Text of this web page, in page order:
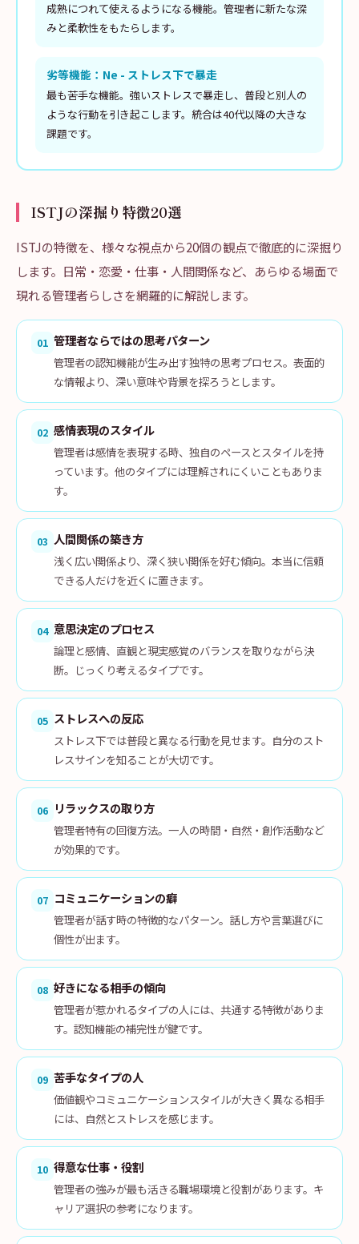
成熟につれて使えるようになる機能。管理者に新たな深
みと柔軟性をもたらします。
劣等機能：Ne - ストレス下で暴走
最も苦手な機能。強いストレスで暴走し、普段と別人の
ような行動を引き起こします。統合は40代以降の大きな
課題です。
ISTJの深掘り特徴20選
ISTJの特徴を、様々な視点から20個の観点で徹底的に深掘り
します。日常・恋愛・仕事・人間関係など、あらゆる場面で
現れる管理者らしさを網羅的に解説します。
01 管理者ならではの思考パターン
管理者の認知機能が生み出す独特の思考プロセス。表面的
な情報より、深い意味や背景を探ろうとします。
02 感情表現のスタイル
管理者は感情を表現する時、独自のペースとスタイルを持
っています。他のタイプには理解されにくいこともありま
す。
03 人間関係の築き方
浅く広い関係より、深く狭い関係を好む傾向。本当に信頼
できる人だけを近くに置きます。
04 意思決定のプロセス
論理と感情、直観と現実感覚のバランスを取りながら決
断。じっくり考えるタイプです。
05 ストレスへの反応
ストレス下では普段と異なる行動を見せます。自分のスト
レスサインを知ることが大切です。
06 リラックスの取り方
管理者特有の回復方法。一人の時間・自然・創作活動など
が効果的です。
07 コミュニケーションの癖
管理者が話す時の特徴的なパターン。話し方や言葉選びに
個性が出ます。
08 好きになる相手の傾向
管理者が惹かれるタイプの人には、共通する特徴がありま
す。認知機能の補完性が鍵です。
09 苦手なタイプの人
価値観やコミュニケーションスタイルが大きく異なる相手
には、自然とストレスを感じます。
10 得意な仕事・役割
管理者の強みが最も活きる職場環境と役割があります。キ
ャリア選択の参考になります。